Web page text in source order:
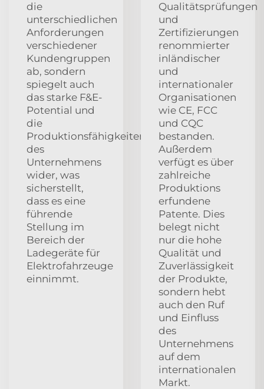
die
unterschiedlichen
Anforderungen
verschiedener
Kundengruppen
ab, sondern
spiegelt auch
das starke F&E-
Potential und
die
Produktionsfähigkeiten
des
Unternehmens
wider, was
sicherstellt,
dass es eine
führende
Stellung im
Bereich der
Ladegeräte für
Elektrofahrzeuge
einnimmt.
Qualitätsprüfungen
und
Zertifizierungen
renommierter
inländischer
und
internationaler
Organisationen
wie CE, FCC
und CQC
bestanden.
Außerdem
verfügt es über
zahlreiche
Produktions
erfundene
Patente. Dies
belegt nicht
nur die hohe
Qualität und
Zuverlässigkeit
der Produkte,
sondern hebt
auch den Ruf
und Einfluss
des
Unternehmens
auf dem
internationalen
Markt.